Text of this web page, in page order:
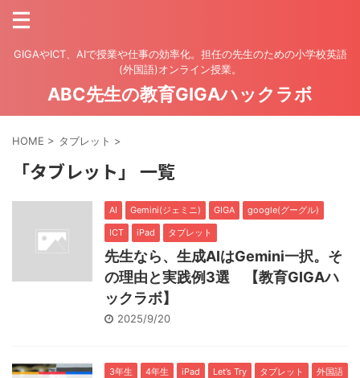
GIGAやICT、AIで授業や仕事の効率化。担任の先生のための小学校英語
(外国語)オンライン授業。
ABC先生の教育GIGAハックラボ
HOME > タブレット >
「タブレット」 一覧
AI Gemini(ジェミニ) GIGA
google(グーグル)
ICT
iPad タブレット
先生なら、生成AIはGemini一択。そ
の理由と実践例3選 【教育GIGAハ
ックラボ】
2025/9/20
3年生 4年生 iPad Let’s Try タブレット
外国語